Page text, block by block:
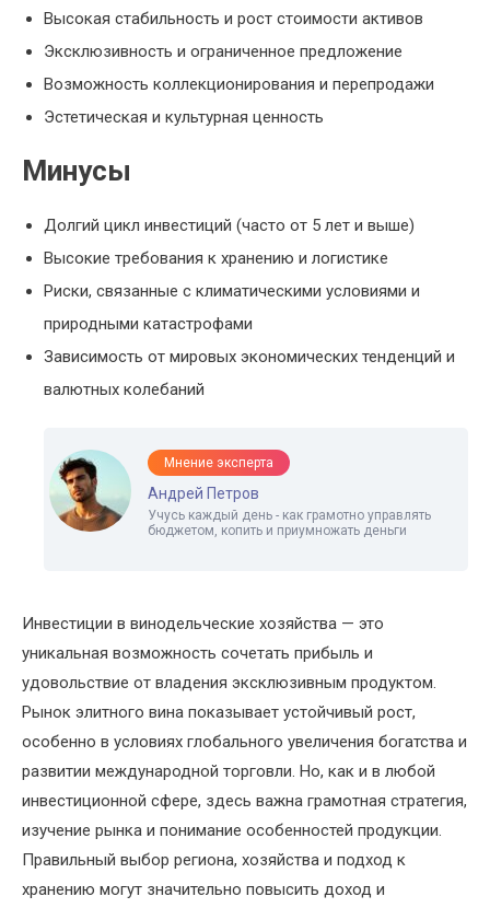
Высокая стабильность и рост стоимости активов
Эксклюзивность и ограниченное предложение
Возможность коллекционирования и перепродажи
Эстетическая и культурная ценность
Минусы
Долгий цикл инвестиций (часто от 5 лет и выше)
Высокие требования к хранению и логистике
Риски, связанные с климатическими условиями и
природными катастрофами
Зависимость от мировых экономических тенденций и
валютных колебаний
Мнение эксперта
Андрей Петров
Учусь каждый день - как грамотно управлять
бюджетом, копить и приумножать деньги
Инвестиции в винодельческие хозяйства — это
уникальная возможность сочетать прибыль и
удовольствие от владения эксклюзивным продуктом.
Рынок элитного вина показывает устойчивый рост,
особенно в условиях глобального увеличения богатства и
развитии международной торговли. Но, как и в любой
инвестиционной сфере, здесь важна грамотная стратегия,
изучение рынка и понимание особенностей продукции.
Правильный выбор региона, хозяйства и подход к
хранению могут значительно повысить доход и